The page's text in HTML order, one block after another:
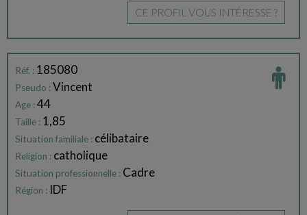
CE PROFIL VOUS INTÉRESSE ?
Réf. : 185080
Pseudo :Vincent
Age :44
Taille : 1,85
Situation familiale : célibataire
Religion : catholique
Situation professionnelle : Cadre
Région : IDF